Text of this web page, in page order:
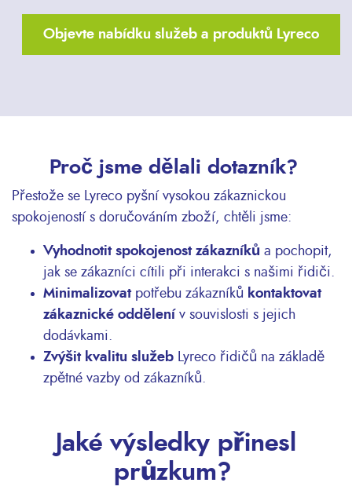
Objevte nabídku služeb a produktů Lyreco
Proč jsme dělali dotazník?
Přestože se Lyreco pyšní vysokou zákaznickou
spokojeností s doručováním zboží, chtěli jsme:
Vyhodnotit spokojenost zákazníků a pochopit,
jak se zákazníci cítili při interakci s našimi řidiči.
Minimalizovat potřebu zákazníků kontaktovat
zákaznické oddělení v souvislosti s jejich
dodávkami.
Zvýšit kvalitu služeb Lyreco řidičů na základě
zpětné vazby od zákazníků.
Jaké výsledky přinesl
průzkum?